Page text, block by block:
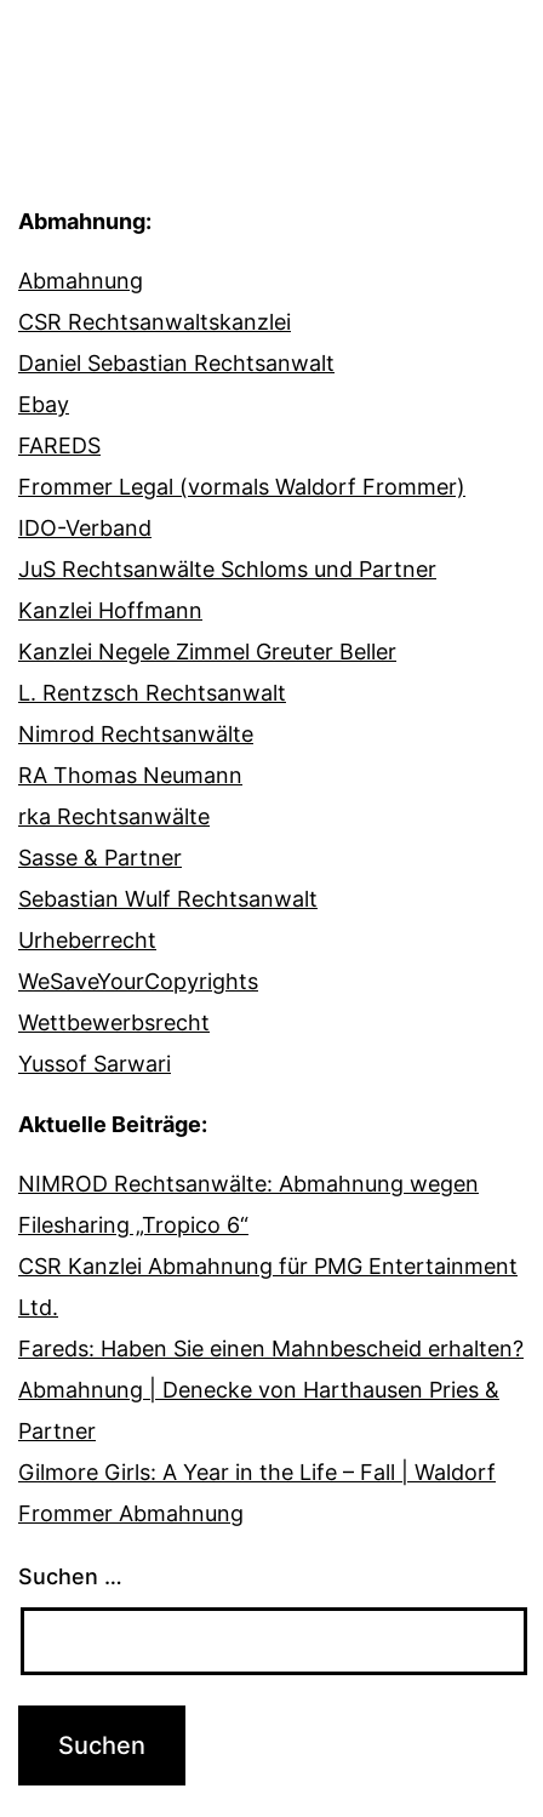
Abmahnung:
Abmahnung
CSR Rechtsanwaltskanzlei
Daniel Sebastian Rechtsanwalt
Ebay
FAREDS
Frommer Legal (vormals Waldorf Frommer)
IDO-Verband
JuS Rechtsanwälte Schloms und Partner
Kanzlei Hoffmann
Kanzlei Negele Zimmel Greuter Beller
L. Rentzsch Rechtsanwalt
Nimrod Rechtsanwälte
RA Thomas Neumann
rka Rechtsanwälte
Sasse & Partner
Sebastian Wulf Rechtsanwalt
Urheberrecht
WeSaveYourCopyrights
Wettbewerbsrecht
Yussof Sarwari
Aktuelle Beiträge:
NIMROD Rechtsanwälte: Abmahnung wegen
Filesharing „Tropico 6“
CSR Kanzlei Abmahnung für PMG Entertainment
Ltd.
Fareds: Haben Sie einen Mahnbescheid erhalten?
Abmahnung | Denecke von Harthausen Pries &
Partner
Gilmore Girls: A Year in the Life – Fall | Waldorf
Frommer Abmahnung
Suchen …